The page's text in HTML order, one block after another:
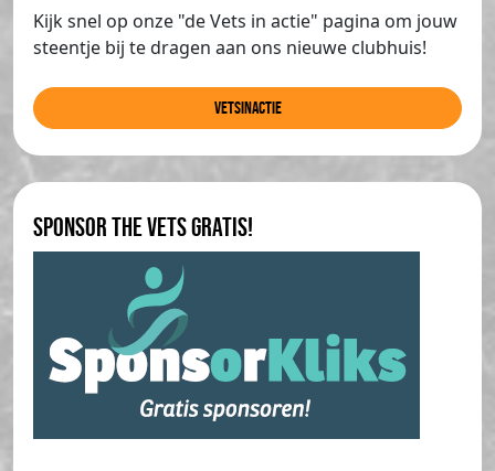
Kijk snel op onze "de Vets in actie" pagina om jouw
steentje bij te dragen aan ons nieuwe clubhuis!
Vetsinactie
Sponsor The Vets gratis!